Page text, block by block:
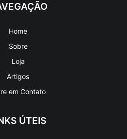
Home
Sobre
Loja
Artigos
em Contato
ÚTEIS